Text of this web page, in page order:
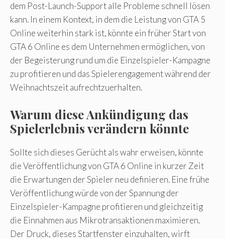
dem Post-Launch-Support alle Probleme schnell lösen
kann. In einem Kontext, in dem die Leistung von GTA 5
Online weiterhin stark ist, könnte ein früher Start von
GTA 6 Online es dem Unternehmen ermöglichen, von
der Begeisterung rund um die Einzelspieler-Kampagne
zu profitieren und das Spielerengagement während der
Weihnachtszeit aufrechtzuerhalten.
Warum diese Ankündigung das
Spielerlebnis verändern könnte
Sollte sich dieses Gerücht als wahr erweisen, könnte
die Veröffentlichung von GTA 6 Online in kurzer Zeit
die Erwartungen der Spieler neu definieren. Eine frühe
Veröffentlichung würde von der Spannung der
Einzelspieler-Kampagne profitieren und gleichzeitig
die Einnahmen aus Mikrotransaktionen maximieren.
Der Druck, dieses Startfenster einzuhalten, wirft